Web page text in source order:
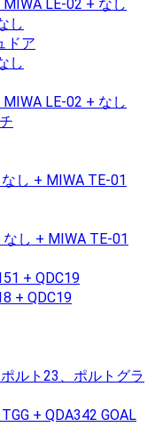
LE-02 + なし
し
ドア
し
LE-02 + なし
し + MIWA TE-01
し + MIWA TE-01
+ QDC19
+ QDC19
ルト23、ポルトグラ
+ QDA342 GOAL